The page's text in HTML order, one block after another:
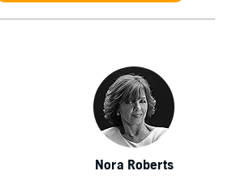
Nora Roberts